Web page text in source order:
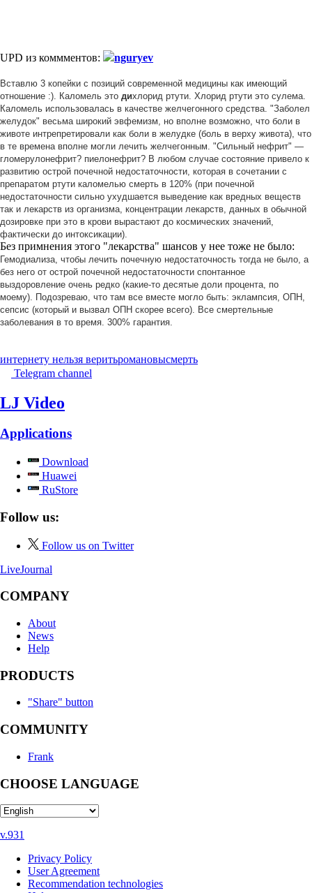
UPD из коммментов: nguryev
Вставлю 3 копейки с позиций современной медицины как имеющий
отношение :). Каломель это дихлорид ртути. Хлорид ртути это сулема.
Каломель использовалась в качестве желчегонного средства. "Заболел
желудок" весьма широкий эвфемизм, но вполне возможно, что боли в
животе интрепретировали как боли в желудке (боль в верху живота), что
в те времена вполне могли лечить желчегонным. "Сильный нефрит" —
гломерулонефрит? пиелонефрит? В любом случае состояние привело к
развитию острой почечной недостаточности, которая в сочетании с
препаратом ртути каломелью смерть в 120% (при почечной
недостаточности сильно ухудшается выведение как вредных веществ
так и лекарств из организма, концентрации лекарств, данных в обычной
дозировке при это в крови вырастают до космических значений,
фактически до интоксикации).
Без примнения этого "лекарства" шансов у нее тоже не было:
Гемодиализа, чтобы лечить почечную недостаточность тогда не было, а
без него от острой почечной недостаточности спонтанное
выздоровление очень редко (какие-то десятые доли процента, по
моему). Подозреваю, что там все вместе могло быть: эклампсия, ОПН,
сепсис (который и вызвал ОПН скорее всего). Все смертельные
заболевания в то время. 300% гарантия.
интернету нельзя веритьромановысмерть
Telegram channel
LJ Video
Applications
Download
Huawei
RuStore
Follow us:
Follow us on Twitter
LiveJournal
COMPANY
About
News
Help
PRODUCTS
"Share" button
COMMUNITY
Frank
CHOOSE LANGUAGE
v.931
Privacy Policy
User Agreement
Recommendation technologies